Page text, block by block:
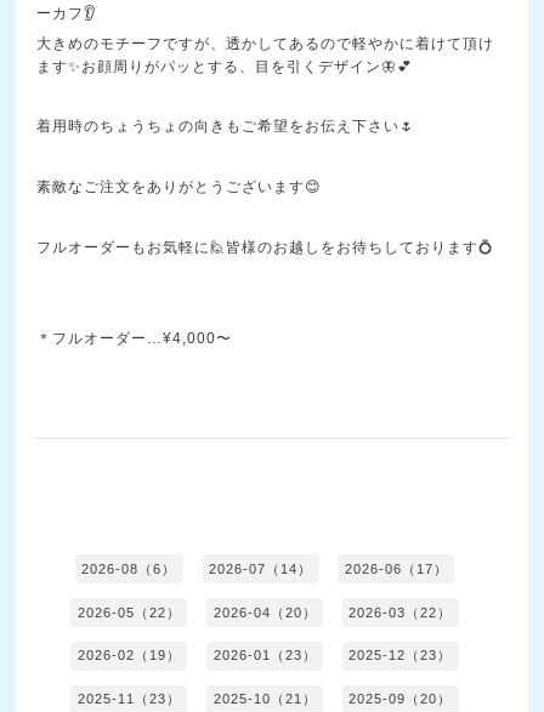
ーカフ👂️
大きめのモチーフですが、透かしてあるので軽やかに着けて頂け
ます✨️お顔周りがパッとする、目を引くデザイン🦋💕
着用時のちょうちょの向きもご希望をお伝え下さい🌷
素敵なご注文をありがとうございます😊
フルオーダーもお気軽に🙋皆様のお越しをお待ちしております💍
＊フルオーダー…¥4,000〜
2026-08（6） 2026-07（14） 2026-06（17）
2026-05（22） 2026-04（20） 2026-03（22）
2026-02（19） 2026-01（23） 2025-12（23）
2025-11（23） 2025-10（21） 2025-09（20）